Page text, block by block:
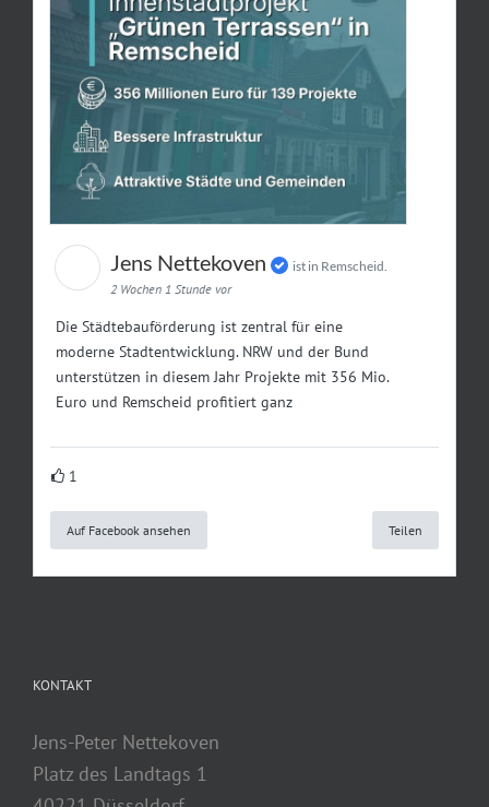
Jens Nettekoven
ist in Remscheid.
2 Wochen 1 Stunde vor
Die Städtebauförderung ist zentral für eine
moderne Stadtentwicklung. NRW und der Bund
unterstützen in diesem Jahr Projekte mit 356 Mio.
Euro und Remscheid profitiert ganz
1
Auf Facebook ansehen Teilen
KONTAKT
Jens-Peter Nettekoven
Platz des Landtags 1